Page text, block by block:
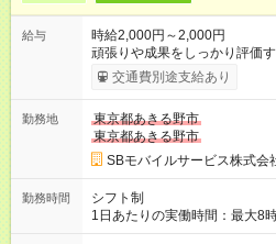
給与
時給2,000円～2,000円
頑張りや成果をしっかり評価
交通費別途支給あり
勤務地
東京都あきる野市
東京都あきる野市
SBモバイルサービス株式会
勤務時間
シフト制
1日あたりの実働時間：最大8
残業は月平均5時間程度です